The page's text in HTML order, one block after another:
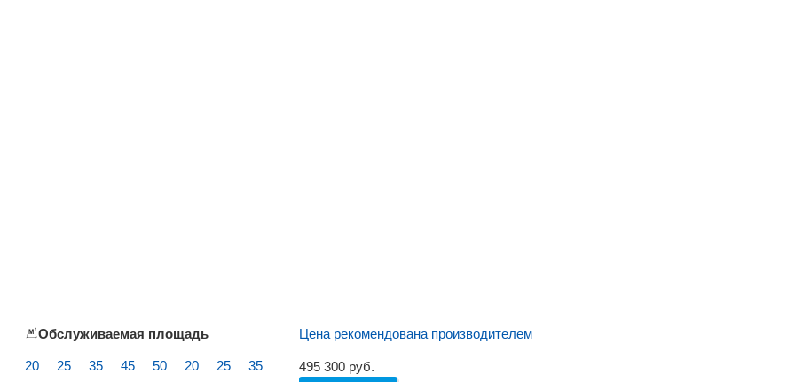
Цена рекомендована производителем
495 300 руб.
Обслуживаемая площадь
20 25 35 45 50 20 25
35